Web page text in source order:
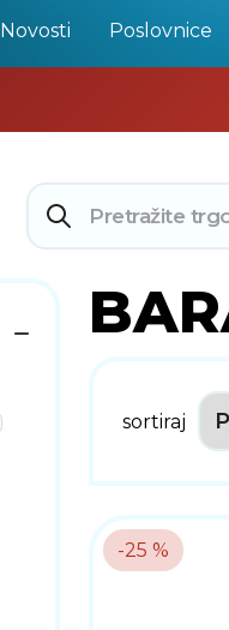
Novosti Poslovnice
sortiraj
-25 %